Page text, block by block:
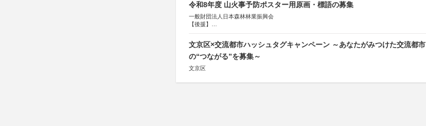
令和8年度 山火事予防ポスター用原画・標語の募集
一般財団法人日本森林林業振興会
【後援】
文京区×交流都市ハッシュタグキャンペーン ～あなたがみつけた交流都市
の“つながる”を募集～
文京区